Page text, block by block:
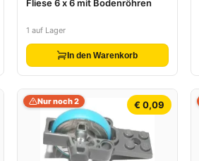
Fliese 6 x 6 mit Bodenröhren
1 auf Lager
In den Warenkorb
€ 0,09
Nur noch 2